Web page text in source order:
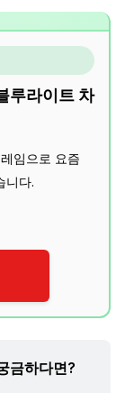
루라이트 차
임으로 요즘
니다.
금하다면?